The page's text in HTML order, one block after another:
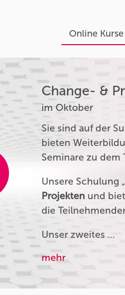
Online Kurse
Change- &
im Oktober
Sie sind auf der
bieten
Seminare zu
Unsere Schulung
Projekten und
die
Unser zweites …
mehr